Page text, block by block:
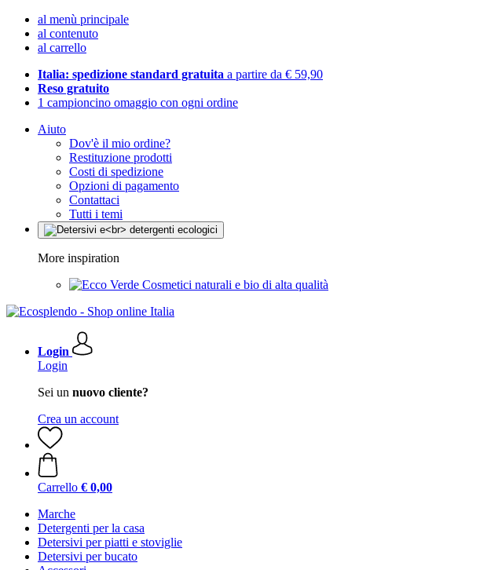
al menù principale
al contenuto
al carrello
Italia: spedizione standard gratuita a partire da € 59,90
Reso gratuito
1 campioncino omaggio con ogni ordine
Aiuto
Dov'è il mio ordine?
Restituzione prodotti
Costi di spedizione
Opzioni di pagamento
Contattaci
Tutti i temi
More inspiration
Cosmetici naturali e bio di alta qualità
Login
Login
Sei un nuovo cliente?
Crea un account
Carrello € 0,00
Marche
Detergenti per la casa
Detersivi per piatti e stoviglie
Detersivi per bucato